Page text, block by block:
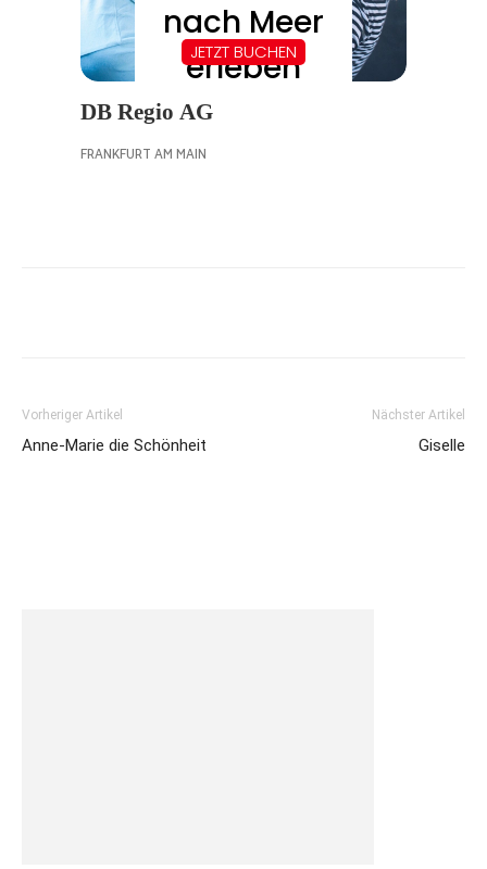
Vorheriger Artikel
Anne-Marie die Schönheit
Nächster Artikel
Giselle